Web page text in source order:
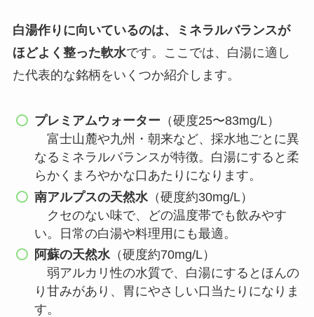
白湯作りに向いているのは、ミネラルバランスが
ほどよく整った軟水です。ここでは、白湯に適し
た代表的な銘柄をいくつか紹介します。
プレミアムウォーター （硬度25〜83mg/L）
富士山麓や九州・朝来など、採水地ごとに異
なるミネラルバランスが特徴。白湯にすると柔
らかくまろやかな口あたりになります。
南アルプスの天然水 （硬度約30mg/L）
クセのない味で、どの温度帯でも飲みやす
い。日常の白湯や料理用にも最適。
阿蘇の天然水 （硬度約70mg/L）
弱アルカリ性の水質で、白湯にするとほんの
り甘みがあり、胃にやさしい口当たりになりま
す。